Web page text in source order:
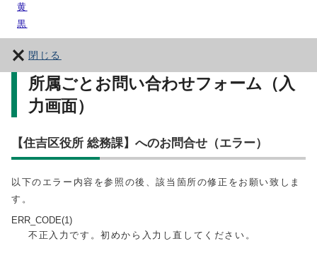
黄
黒
閉じる
所属ごとお問い合わせフォーム（入
力画面）
【住吉区役所 総務課】へのお問合せ（エラー）
以下のエラー内容を参照の後、該当箇所の修正をお願い致しま
す。
ERR_CODE(1)
不正入力です。初めから入力し直してください。